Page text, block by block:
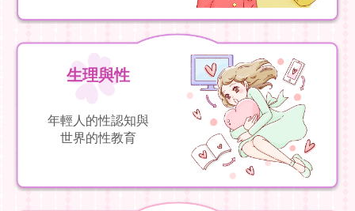
生理與性
年輕人的性認知與
世界的性教育